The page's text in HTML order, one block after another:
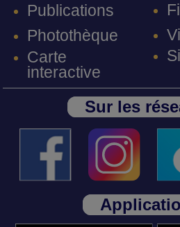
Publications
Photothèque
Carte
interactive
Sur les